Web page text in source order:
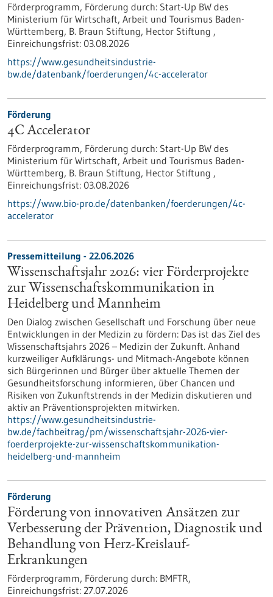
Förderprogramm, Förderung durch: Start-Up BW des
Ministerium für Wirtschaft, Arbeit und Tourismus Baden-
Württemberg, B. Braun Stiftung, Hector Stiftung ,
Einreichungsfrist: 03.08.2026
https://www.gesundheitsindustrie-
bw.de/datenbank/foerderungen/4c-accelerator
Förderung
4C Accelerator
Förderprogramm, Förderung durch: Start-Up BW des
Ministerium für Wirtschaft, Arbeit und Tourismus Baden-
Württemberg, B. Braun Stiftung, Hector Stiftung ,
Einreichungsfrist: 03.08.2026
https://www.bio-pro.de/datenbanken/foerderungen/4c-
accelerator
Pressemitteilung - 22.06.2026
Wissenschaftsjahr 2026: vier Förderprojekte
zur Wissenschaftskommunikation in
Heidelberg und Mannheim
Den Dialog zwischen Gesellschaft und Forschung über neue
Entwicklungen in der Medizin zu fördern: Das ist das Ziel des
Wissenschaftsjahrs 2026 – Medizin der Zukunft. Anhand
kurzweiliger Aufklärungs- und Mitmach-Angebote können
sich Bürgerinnen und Bürger über aktuelle Themen der
Gesundheitsforschung informieren, über Chancen und
Risiken von Zukunftstrends in der Medizin diskutieren und
aktiv an Präventionsprojekten mitwirken.
https://www.gesundheitsindustrie-
bw.de/fachbeitrag/pm/wissenschaftsjahr-2026-vier-
foerderprojekte-zur-wissenschaftskommunikation-
heidelberg-und-mannheim
Förderung
Förderung von innovativen Ansätzen zur
Verbesserung der Prävention, Diagnostik und
Behandlung von Herz-Kreislauf-
Erkrankungen
Förderprogramm, Förderung durch: BMFTR,
Einreichungsfrist: 27.07.2026